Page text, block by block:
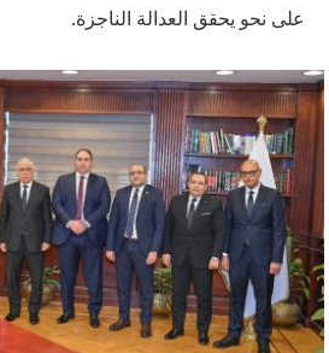
على نحو يحقق العدالة الناجزة.